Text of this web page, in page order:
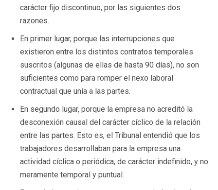
carácter fijo discontinuo, por las siguientes dos
razones.
En primer lugar, porque las interrupciones que
existieron entre los distintos contratos temporales
suscritos (algunas de ellas de hasta 90 días), no son
suficientes como para romper el nexo laboral
contractual que unía a las partes.
En segundo lugar, porque la empresa no acreditó la
desconexión causal del carácter cíclico de la relación
entre las partes. Esto es, el Tribunal entendió que los
trabajadores desarrollaban para la empresa una
actividad cíclica o periódica, de carácter indefinido, y no
meramente temporal y puntual.